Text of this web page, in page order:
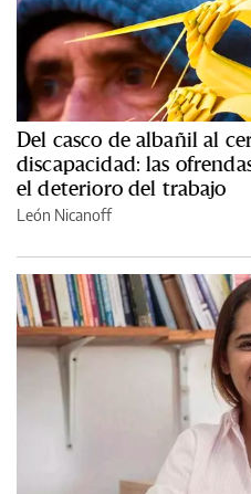
Del casco de albañil al
discapacidad: las
el deterioro del trabajo
León Nicanoff